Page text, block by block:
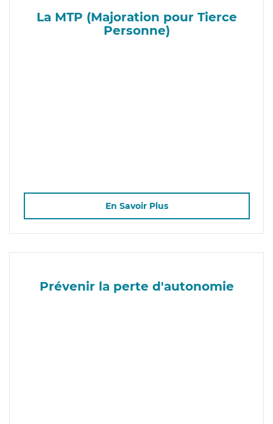
La MTP (Majoration pour Tierce
Personne)
En Savoir Plus
Prévenir la perte d'autonomie